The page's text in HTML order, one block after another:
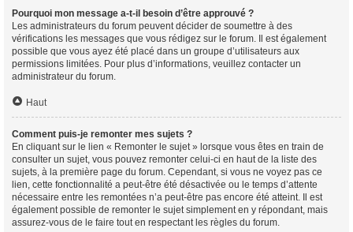
Pourquoi mon message a-t-il besoin d’être approuvé ?
Les administrateurs du forum peuvent décider de soumettre à des
vérifications les messages que vous rédigez sur le forum. Il est également
possible que vous ayez été placé dans un groupe d’utilisateurs aux
permissions limitées. Pour plus d’informations, veuillez contacter un
administrateur du forum.
Haut
Comment puis-je remonter mes sujets ?
En cliquant sur le lien « Remonter le sujet » lorsque vous êtes en train de
consulter un sujet, vous pouvez remonter celui-ci en haut de la liste des
sujets, à la première page du forum. Cependant, si vous ne voyez pas ce
lien, cette fonctionnalité a peut-être été désactivée ou le temps d’attente
nécessaire entre les remontées n’a peut-être pas encore été atteint. Il est
également possible de remonter le sujet simplement en y répondant, mais
assurez-vous de le faire tout en respectant les règles du forum.